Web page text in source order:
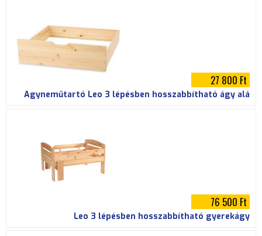
27 800 Ft
Ágyneműtartó Leo 3 lépésben hosszabbítható ágy alá
76 500 Ft
Leo 3 lépésben hosszabbítható gyerekágy